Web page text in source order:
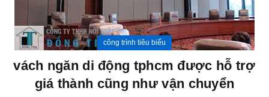
công trình tiêu biểu
vách ngăn di động tphcm được hỗ trợ
giá thành cũng như vận chuyển